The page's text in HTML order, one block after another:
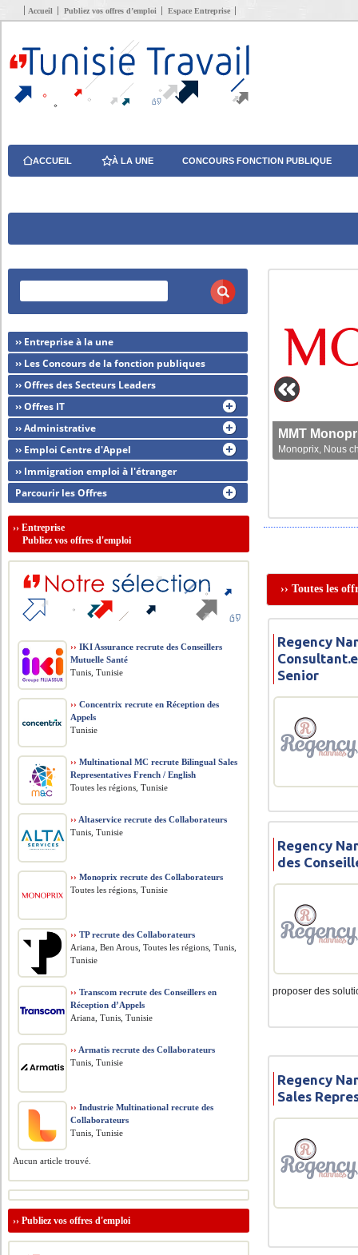
Accueil Publiez vos offres d’emploi Espace Entreprise
ACCUEIL À LA UNE CONCOURS FONCTION PUBLIQUE
MMT
Monoprix, Nous
›› Toutes les
Regency
Senior
Regency
des
proposer des
Regency
Sales
›› Entreprise à la une
›› Les Concours de la fonction publiques
›› Offres des Secteurs Leaders
›› Offres IT
›› Administrative
›› Emploi Centre d'Appel
›› Immigration emploi à l'étranger
Parcourir les Offres
››Entreprise
Publiez vos offres d'emploi
›› IKI Assurance recrute des Conseillers
Mutuelle Santé
Tunis, Tunisie
›› Concentrix recrute en Réception des
Appels
Tunisie
›› Multinational MC recrute Bilingual Sales
Representatives French / English
Toutes les régions, Tunisie
›› Altaservice recrute des Collaborateurs
Tunis, Tunisie
›› Monoprix recrute des Collaborateurs
Toutes les régions, Tunisie
›› TP recrute des Collaborateurs
Ariana, Ben Arous, Toutes les régions, Tunis,
Tunisie
›› Transcom recrute des Conseillers en
Réception d’Appels
Ariana, Tunis, Tunisie
›› Armatis recrute des Collaborateurs
Tunis, Tunisie
›› Industrie Multinational recrute des
Collaborateurs
Tunis, Tunisie
Aucun article trouvé.
››Publiez vos offres d'emploi